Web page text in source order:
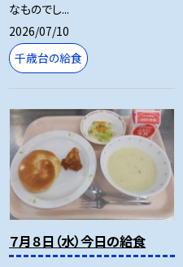
なものでし...
2026/07/10
千歳台の給食
７月８日（水）今日の給食